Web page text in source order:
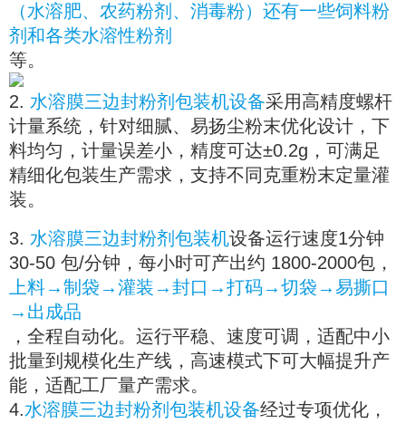
（水溶肥、农药粉剂、消毒粉）还有一些饲料粉
剂和各类水溶性粉剂
等。
2. 水溶膜三边封粉剂包装机设备采用高精度螺杆
计量系统，针对细腻、易扬尘粉末优化设计，下
料均匀，计量误差小，精度可达±0.2g，可满足
精细化包装生产需求，支持不同克重粉末定量灌
装。
3. 水溶膜三边封粉剂包装机设备运行速度1分钟
30-50 包/分钟，每小时可产出约 1800-2000包，
上料→制袋→灌装→封口→打码→切袋→易撕口
→出成品
，全程自动化。运行平稳、速度可调，适配中小
批量到规模化生产线，高速模式下可大幅提升产
能，适配工厂量产需求。
4.水溶膜三边封粉剂包装机设备经过专项优化，